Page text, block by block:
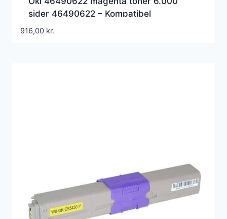
sider 46490622 – Kompatibel
916,00 kr.